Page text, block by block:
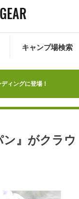
キャンプ場検索
ィングに登場！
』がクラウ